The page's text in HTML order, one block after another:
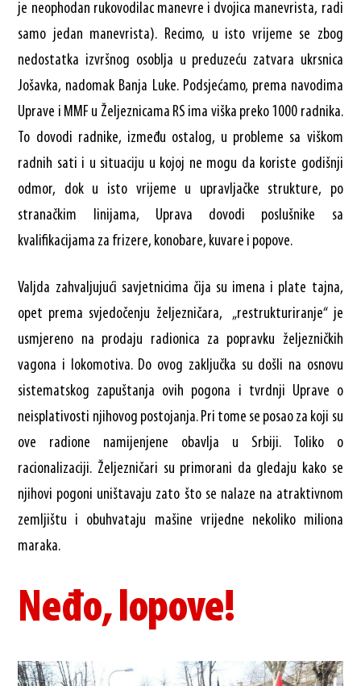
je neophodan rukovodilac manevre i dvojica manevrista, radi
samo jedan manevrista). Recimo, u isto vrijeme se zbog
nedostatka izvršnog osoblja u preduzeću zatvara ukrsnica
Jošavka, nadomak Banja Luke. Podsjećamo, prema navodima
Uprave i MMF u Željeznicama RS ima viška preko 1000 radnika.
To dovodi radnike, između ostalog, u probleme sa viškom
radnih sati i u situaciju u kojoj ne mogu da koriste godišnji
odmor, dok u isto vrijeme u upravljačke strukture, po
stranačkim linijama, Uprava dovodi poslušnike sa
kvalifikacijama za frizere, konobare, kuvare i popove.
Valjda zahvaljujući savjetnicima čija su imena i plate tajna,
opet prema svjedočenju željezničara, „restrukturiranje“ je
usmjereno na prodaju radionica za popravku željezničkih
vagona i lokomotiva. Do ovog zaključka su došli na osnovu
sistematskog zapuštanja ovih pogona i tvrdnji Uprave o
neisplativosti njihovog postojanja. Pri tome se posao za koji su
ove radione namijenjene obavlja u Srbiji. Toliko o
racionalizaciji. Željezničari su primorani da gledaju kako se
njihovi pogoni uništavaju zato što se nalaze na atraktivnom
zemljištu i obuhvataju mašine vrijedne nekoliko miliona
maraka.
Neđo, lopove!